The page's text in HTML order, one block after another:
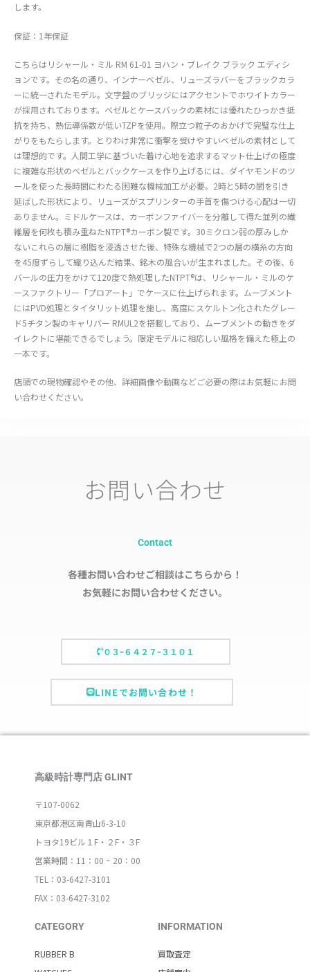
します。
保証：1年保証
こちらはリシャール・ミル RM 61-01 ヨハン・ブレイク ブラック エディシ
ョンです。その名の通り、インナーベゼル、リューズラバーをブラックカラ
ーに統一されたモデル。文字盤のブリッジにはアクセントでホワイトカラー
が採用されております。ベゼルとケースバックの素材には優れたひっかき抵
抗を持ち、熱伝導係数が低いTZPを使用。際立つ粒子のおかげで完璧な仕上
がりをもたらします。とりわけ非常に衝撃を受けやすいベゼルの素材として
は理想的です。人間工学に基づいた着け心地を追求するマット仕上げの極度
に複雑な形状のベゼルとバックケースを作り上げるには、ダイヤモンドのツ
ールを使った長時間にわたる困難な機械加工が必要。2時と5時の間を引き
延ばした形状により、リューズがスプリンターの手首を傷つける心配は一切
ありません。ミドルケースは、カーボンファイバーを分離して得た並列の繊
維層を何枚も積み重ねたNTPT®カーボン製です。30ミクロン弱の厚みしか
ないこれらの層に樹脂を浸透させた後、特殊な機械で2つの層の横糸の方向
を45度ずらして織り込んだ結果、銘木の風合いが生まれました。その後、6
バールの圧力をかけて120度で熱処理したNTPT®は、リシャール・ミルのケ
ースファクトリー「プロアート」でケースに仕上げられます。ムーブメント
にはPVD処理とタイタリット処理を施し、高度にスケルトン化されたグレー
ド5チタン製のキャリバー RMUL2を搭載しており、ムーブメントの動きをダ
イレクトに堪能できるでしょう。限定モデルに相応しい風格を備えた極上の
一本です。
店頭での現物確認やその他、詳細画像や動画などご必要の際はお気軽にお問
い合わせください。
お問い合わせ
Contact
各種お問い合わせご相談はこちらから！
お気軽にお問い合わせください。
０３ｰ６４２７ｰ３１０１
LINEでお問い合わせ！
高級時計専門店 GLINT
〒107-0062
東京都港区南青山6-3-10
トヨタ19ビル１F・２F・３F
営業時間：11：00 ~ 20：00
TEL：03-6427-3101
FAX：03-6427-3102
CATEGORY
RUBBER B
INFORMATION
買取査定